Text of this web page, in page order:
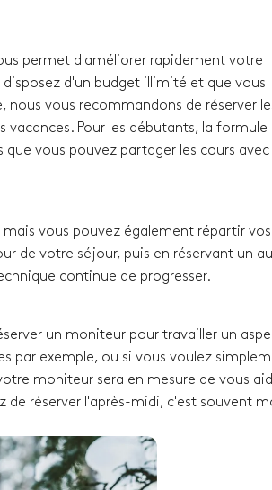
permet d'améliorer rapidement votre
d'un budget illimité et que vous
vous recommandons de réserver
Pour les débutants, la formule
vous pouvez partager les cours avec
vous pouvez également répartir
de votre séjour, puis en réservant un
continue de progresser.
un moniteur pour travailler un
par exemple, ou si vous voulez
moniteur sera en mesure de vous
de réserver l'après-midi, c'est souvent